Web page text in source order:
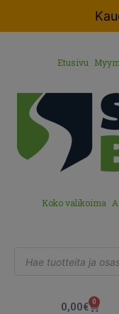
Etusivu
Koko valikoima
0,00€ 0